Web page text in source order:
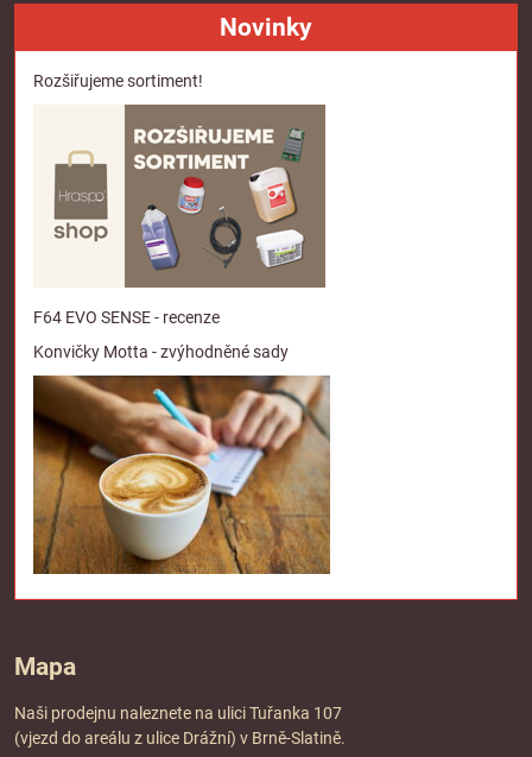
Novinky
Rozšiřujeme sortiment!
F64 EVO SENSE - recenze
Konvičky Motta - zvýhodněné sady
Mapa
Naši prodejnu naleznete na ulici Tuřanka 107
(vjezd do areálu z ulice Drážní) v Brně-Slatině.